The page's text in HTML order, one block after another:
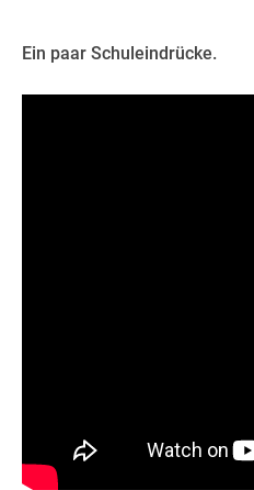
Ein paar Schuleindrücke.